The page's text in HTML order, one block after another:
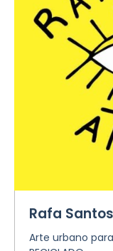
Rafa
Arte urbano